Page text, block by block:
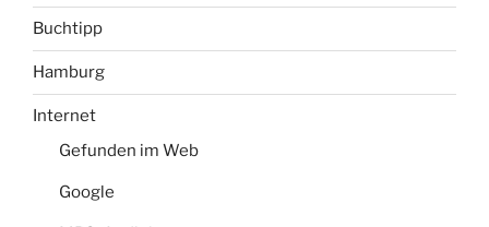
Buchtipp
Hamburg
Internet
Gefunden im Web
Google